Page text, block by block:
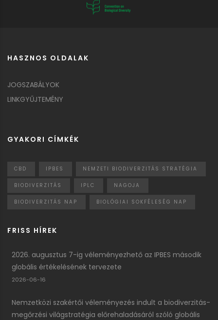
HASZNOS OLDALAK
JOGSZABÁLYOK
LINKGYŰJTEMÉNY
GYAKORI CÍMKÉK
CBD IPBES NEMZETI BIODIVERZITÁS STRATÉGIA
BIODIVERZITÁS IPLC NAGOJA
BIODIVERZITÁS NAP BIOLÓGIAI SOKFÉLESÉG NAP
FRISS HÍREK
2026. augusztus 7-ig véleményezhető az IPBES második
globális értékelésének tervezete
2026-06-16
Nemzetközi szakértői véleményezés indult a biodiverzitás-
megőrzési világstratégia előrehaladásáról szóló globális